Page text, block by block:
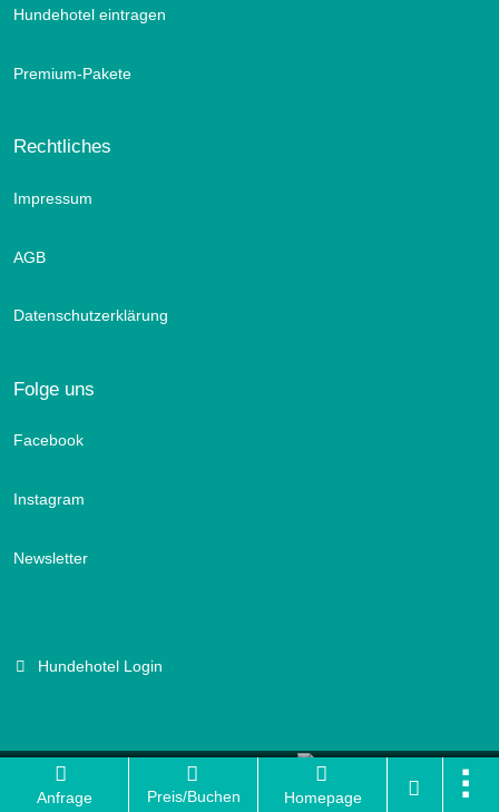
Anfrage Preis/Buchen Homepage
Hundehotel eintragen
Premium-Pakete
Rechtliches
Impressum
AGB
Datenschutzerklärung
Folge uns
Facebook
Instagram
Newsletter
Hundehotel Login
Branchenportal Software made in Germany
Aktuelle Version: 14.13.0